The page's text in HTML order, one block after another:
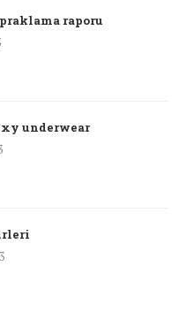
raporu
underwear